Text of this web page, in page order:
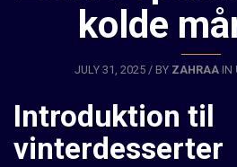
kolde
JULY 31, 2025 / BY ZAHRAA IN
Introduktion til
vinterdesserter